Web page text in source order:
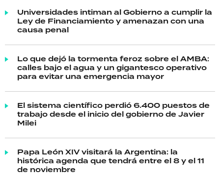
Universidades intiman al Gobierno a cumplir la
Ley de Financiamiento y amenazan con una
causa penal
Lo que dejó la tormenta feroz sobre el AMBA:
calles bajo el agua y un gigantesco operativo
para evitar una emergencia mayor
El sistema científico perdió 6.400 puestos de
trabajo desde el inicio del gobierno de Javier
Milei
Papa León XIV visitará la Argentina: la
histórica agenda que tendrá entre el 8 y el 11
de noviembre
PALABRAS
Seguinos